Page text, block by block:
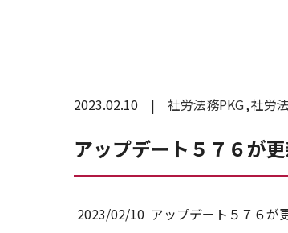
2023.02.10 社労法務PKG 社労
アップデート５７６が更
2023/02/10 アップデート５７６が